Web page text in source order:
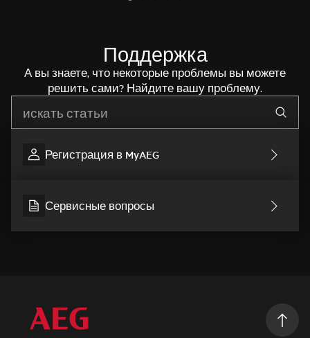
Поддержка
А вы знаете, что некоторые проблемы вы можете
решить сами? Найдите вашу проблему.
Регистрация в MyAEG
Сервисные вопросы